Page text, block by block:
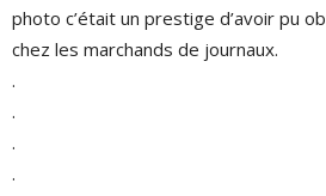
photo c’était un prestige d’avoir pu
chez les marchands de journaux.
.
.
.
.